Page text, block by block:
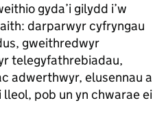
gyda’i gilydd i’w
darparwyr cyfryngau
gweithredwyr
telegyfathrebiadau,
adwerthwyr, elusennau a
pob un yn chwarae ei